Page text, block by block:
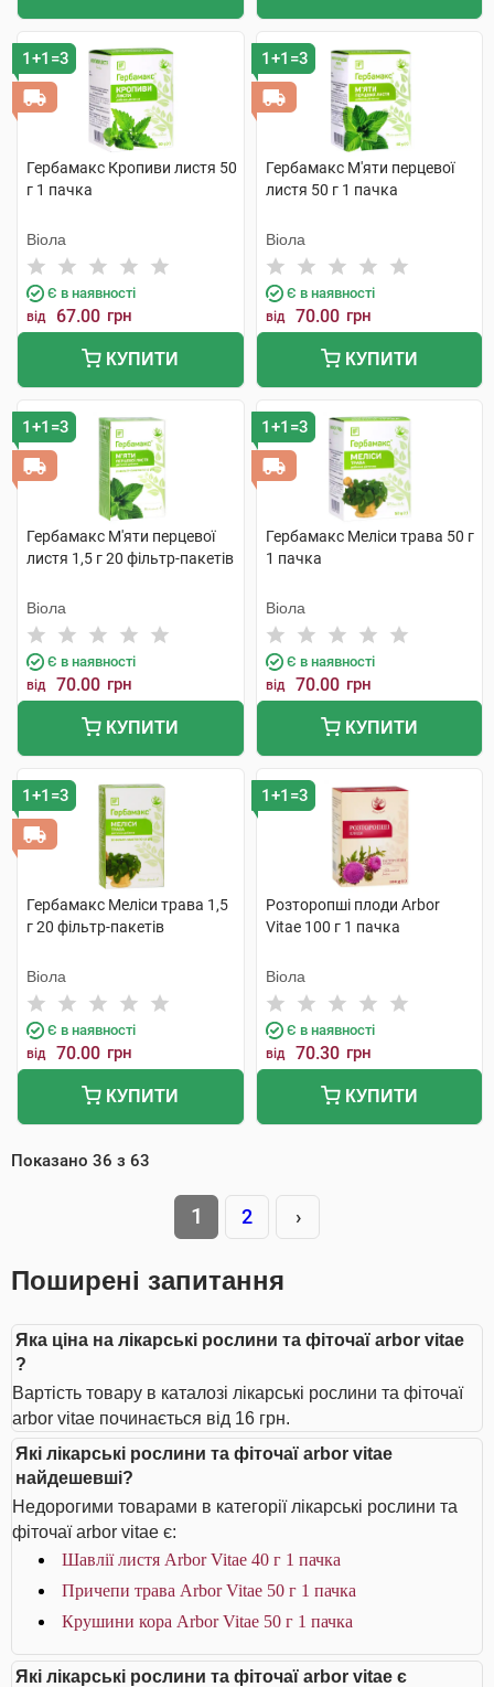
1+1=3
Гербамакс Кропиви листя 50
г 1 пачка
Віола
Є в наявності
від 67.00 грн
КУПИТИ
1+1=3
Гербамакс М'яти перцевої
листя 50 г 1 пачка
Віола
Є в наявності
від 70.00 грн
КУПИТИ
1+1=3
Гербамакс М'яти перцевої
листя 1,5 г 20 фільтр-пакетів
Віола
Є в наявності
від 70.00 грн
КУПИТИ
1+1=3
Гербамакс Меліси трава 50 г
1 пачка
Віола
Є в наявності
від 70.00 грн
КУПИТИ
1+1=3
Гербамакс Меліси трава 1,5
г 20 фільтр-пакетів
Віола
Є в наявності
від 70.00 грн
КУПИТИ
1+1=3
Розторопші плоди Arbor
Vitae 100 г 1 пачка
Віола
Є в наявності
від 70.30 грн
КУПИТИ
Показано 36 з 63
1 2 ›
Поширені запитання
Яка ціна на лікарські рослини та фіточаї arbor vitae
?
Вартість товару в каталозі лікарські рослини та фіточаї
arbor vitae починається від 16 грн.
Які лікарські рослини та фіточаї arbor vitae
найдешевші?
Недорогими товарами в категорії лікарські рослини та
фіточаї arbor vitae є:
Шавлії листя Arbor Vitae 40 г 1 пачка
Причепи трава Arbor Vitae 50 г 1 пачка
Крушини кора Arbor Vitae 50 г 1 пачка
Які лікарські рослини та фіточаї arbor vitae є